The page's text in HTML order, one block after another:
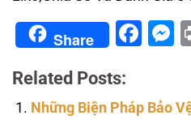
Share
Related Posts:
Những Biện Pháp Bảo